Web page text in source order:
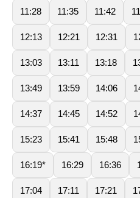
11:28 11:35 11:42
12:13 12:21 12:31
13:03 13:11 13:18
13:49 13:59 14:06
14:37 14:45 14:52
15:23 15:41 15:48
16:19* 16:29 16:36
17:04 17:11 17:21